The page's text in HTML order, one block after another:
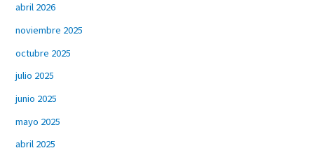
abril 2026
noviembre 2025
octubre 2025
julio 2025
junio 2025
mayo 2025
abril 2025